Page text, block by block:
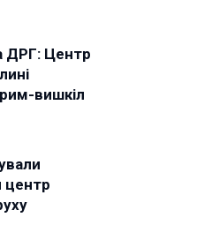
ДРГ: Центр
вишкіл
центр